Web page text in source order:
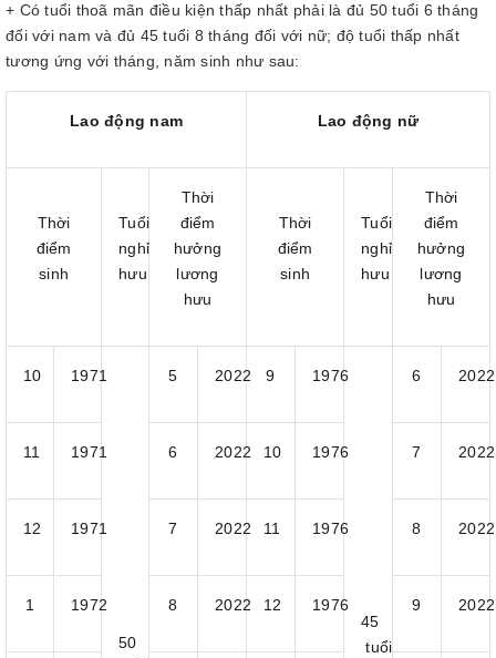
+ Có tuổi thoã mãn điều kiện thấp nhất phải là đủ 50 tuổi 6 tháng
đối với nam và đủ 45 tuổi 8 tháng đối với nữ; độ tuổi thấp nhất
tương ứng với tháng, năm sinh như sau:
Lao động nam Lao động nữ
Thời
điểm
sinh
Tuổi
nghỉ
hưu
Thời
điểm
hưởng
lương
hưu
Thời
điểm
sinh
Tuổi
nghỉ
hưu
Thời
điểm
hưởng
lương
hưu
10 1971
50
5 2022 9 1976
45
tuổi
6 2022
11 1971 6 2022 10 1976 7 2022
12 1971 7 2022 11 1976 8 2022
1 1972 8 2022 12 1976 9 2022